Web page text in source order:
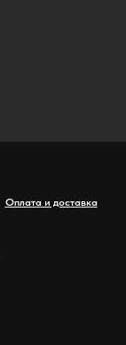
Оплата и доставка